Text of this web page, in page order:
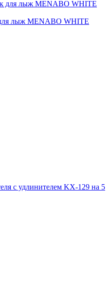
лыж MENABO WHITE
с удлинителем KX-129 на 5